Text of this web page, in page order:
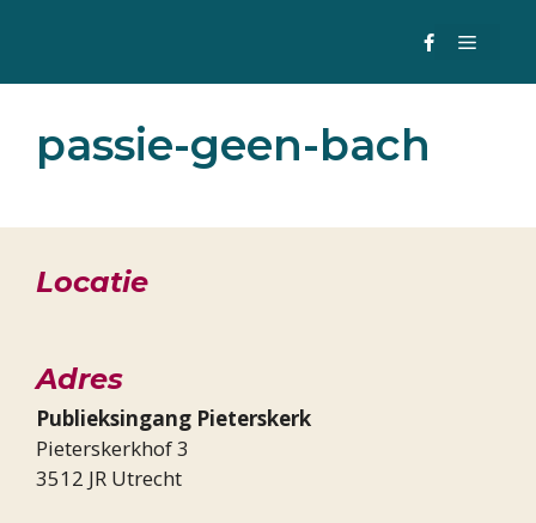
MENU
passie-geen-bach
Locatie
Adres
Publieksingang Pieterskerk
Pieterskerkhof 3
3512 JR Utrecht